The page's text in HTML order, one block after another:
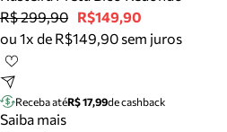
Tênis
Mule
Tire dúvidas sobre pedidos,
R$ 299,90 R$149,90
ou 1x de R$149,90 sem juros
Receba atéR$ 17,99de cashback
Saiba mais